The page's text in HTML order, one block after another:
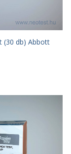
(30 db) Abbott